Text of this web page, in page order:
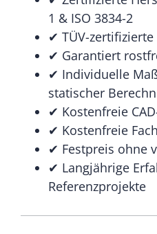
1 & ISO 3834-2
✔ TÜV-
✔ Garantiert
✔ Individuelle
statischer
✔ Kostenfreie
✔ Kostenfreie
✔ Festpreis ohne
✔ Langjährige
Referenzprojekte